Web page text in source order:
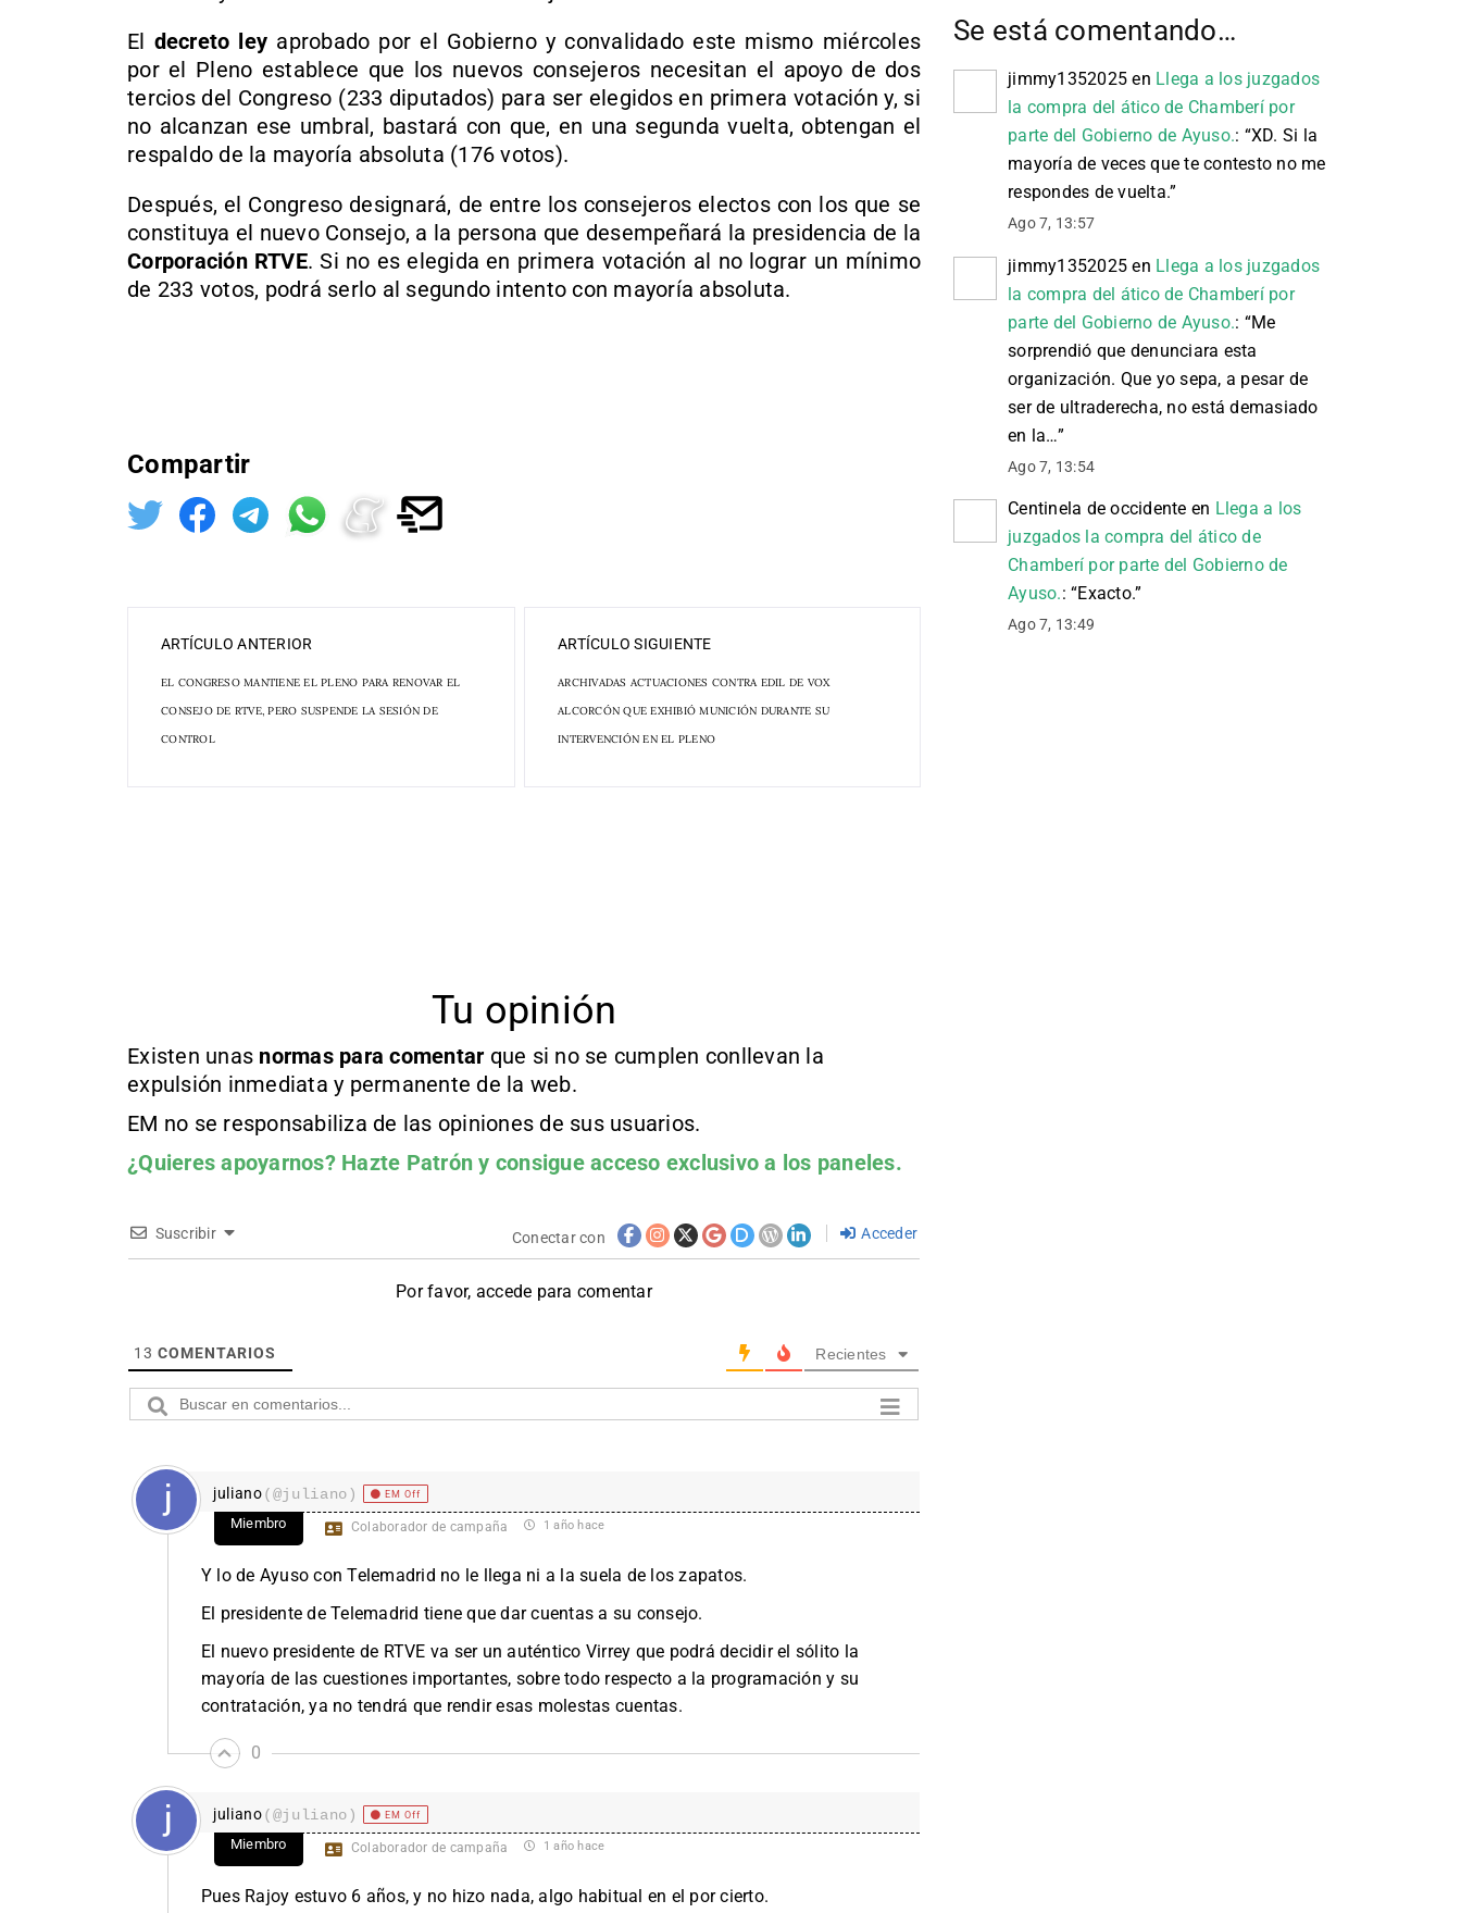
El decreto ley aprobado por el Gobierno y convalidado este mismo miércoles
por el Pleno establece que los nuevos consejeros necesitan el apoyo de dos
tercios del Congreso (233 diputados) para ser elegidos en primera votación y, si
no alcanzan ese umbral, bastará con que, en una segunda vuelta, obtengan el
respaldo de la mayoría absoluta (176 votos).
Después, el Congreso designará, de entre los consejeros electos con los que se
constituya el nuevo Consejo, a la persona que desempeñará la presidencia de la
Corporación RTVE. Si no es elegida en primera votación al no lograr un mínimo
de 233 votos, podrá serlo al segundo intento con mayoría absoluta.
Compartir
ARTÍCULO ANTERIOR
EL CONGRESO MANTIENE EL PLENO PARA RENOVAR EL
CONSEJO DE RTVE, PERO SUSPENDE LA SESIÓN DE
CONTROL
ARTÍCULO SIGUIENTE
ARCHIVADAS ACTUACIONES CONTRA EDIL DE VOX
ALCORCÓN QUE EXHIBIÓ MUNICIÓN DURANTE SU
INTERVENCIÓN EN EL PLENO
Tu opinión
Existen unas normas para comentar que si no se cumplen conllevan la
expulsión inmediata y permanente de la web.
EM no se responsabiliza de las opiniones de sus usuarios.
¿Quieres apoyarnos? Hazte Patrón y consigue acceso exclusivo a los paneles.
Suscribir Conectar con Acceder
Por favor, accede para comentar
13 COMENTARIOS Recientes
juliano(@juliano) EM Off
Miembro Colaborador de campaña 1 año hace
Y lo de Ayuso con Telemadrid no le llega ni a la suela de los zapatos.
El presidente de Telemadrid tiene que dar cuentas a su consejo.
El nuevo presidente de RTVE va ser un auténtico Virrey que podrá decidir el sólito la
mayoría de las cuestiones importantes, sobre todo respecto a la programación y su
contratación, ya no tendrá que rendir esas molestas cuentas.
0
juliano(@juliano) EM Off
Miembro Colaborador de campaña 1 año hace
Pues Rajoy estuvo 6 años, y no hizo nada, algo habitual en el por cierto.
Se está comentando…
jimmy1352025 en Llega a los juzgados
la compra del ático de Chamberí por
parte del Gobierno de Ayuso.: “XD. Si la
mayoría de veces que te contesto no me
respondes de vuelta.”
Ago 7, 13:57
jimmy1352025 en Llega a los juzgados
la compra del ático de Chamberí por
parte del Gobierno de Ayuso.: “Me
sorprendió que denunciara esta
organización. Que yo sepa, a pesar de
ser de ultraderecha, no está demasiado
en la…”
Ago 7, 13:54
Centinela de occidente en Llega a los
juzgados la compra del ático de
Chamberí por parte del Gobierno de
Ayuso.: “Exacto.”
Ago 7, 13:49